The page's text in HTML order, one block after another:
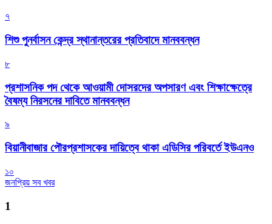
৭
শিশু পুনর্বাসন কেন্দ্র স্থানান্তরের প্রতিবাদে মানববন্ধন
৮
প্রশাসনিক পদ থেকে আওয়ামী দোসরদের অপসারণ এবং শিক্ষাক্ষেত্রে
বৈষম্য নিরসনের দাবিতে মানববন্ধন
৯
বিয়ানীবাজার পৌরপ্রশাসকের দায়িত্বে থাকা এডিসির পরিবর্তে ইউএনও
১০
জনপ্রিয় সব খবর
1